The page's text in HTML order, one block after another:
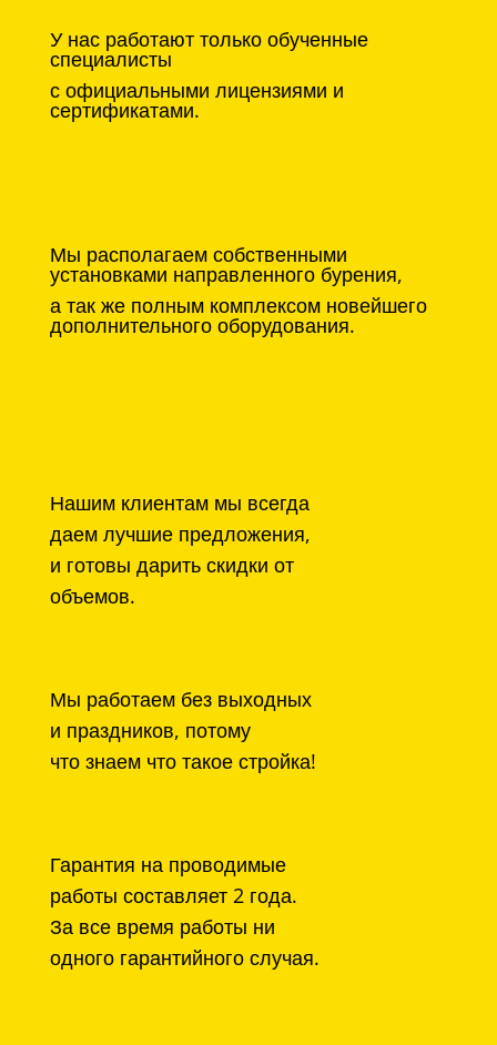
У нас работают только обученные
специалисты
с официальными лицензиями и
сертификатами.
Мы располагаем собственными
установками направленного бурения,
а так же полным комплексом новейшего
дополнительного оборудования.
Нашим клиентам мы всегда
даем лучшие предложения,
и готовы дарить скидки от
объемов.
Мы работаем без выходных
и праздников, потому
что знаем что такое стройка!
Гарантия на проводимые
работы составляет 2 года.
За все время работы ни
одного гарантийного случая.